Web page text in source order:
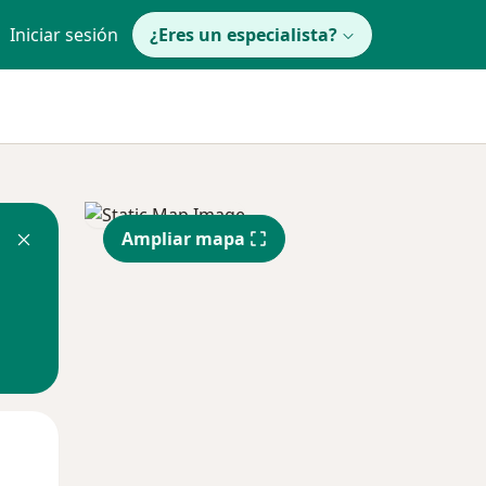
Iniciar sesión ¿Eres un especialista?
Ampliar mapa